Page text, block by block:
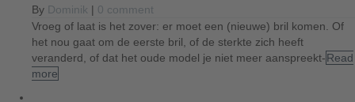
By Dominik | 0 comment
Vroeg of laat is het zover: er moet een (nieuwe) bril komen. Of
het nou gaat om de eerste bril, of de sterkte zich heeft
veranderd, of dat het oude model je niet meer aanspreekt-Read
more